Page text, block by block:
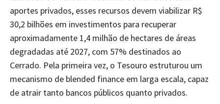
aportes privados, esses recursos devem viabilizar R$
30,2 bilhões em investimentos para recuperar
aproximadamente 1,4 milhão de hectares de áreas
degradadas até 2027, com 57% destinados ao
Cerrado. Pela primeira vez, o Tesouro estruturou um
mecanismo de blended finance em larga escala, capaz
de atrair tanto bancos públicos quanto privados.